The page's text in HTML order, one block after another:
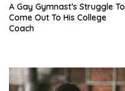
A Gay Gymnast’s Struggle To
Come Out To His College
Coach